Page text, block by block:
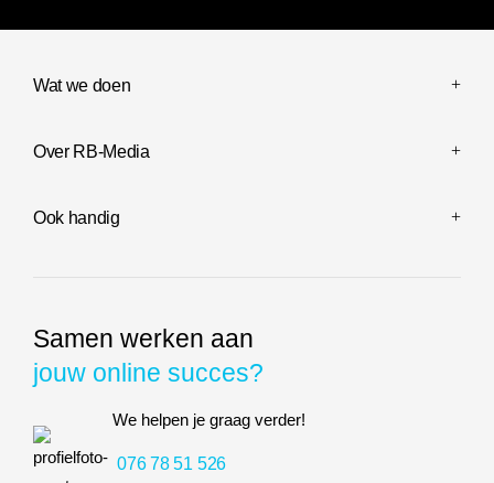
Samen werken aan
jouw online succes?
We helpen je graag verder!
076 78 51 526
Wat we doen
Over RB-Media
Ook handig